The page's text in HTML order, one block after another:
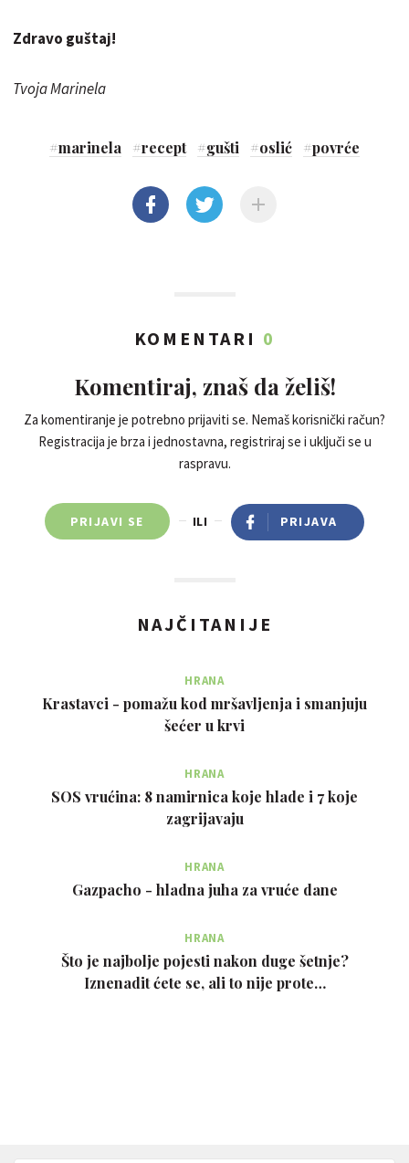
Zdravo guštaj!
Tvoja Marinela
#marinela #recept #gušti #oslić #povrće
KOMENTARI 0
Komentiraj, znaš da želiš!
Za komentiranje je potrebno prijaviti se. Nemaš korisnički račun?
Registracija je brza i jednostavna, registriraj se i uključi se u
raspravu.
PRIJAVI SE ILI PRIJAVA
NAJČITANIJE
HRANA
Krastavci - pomažu kod mršavljenja i smanjuju
šećer u krvi
HRANA
SOS vrućina: 8 namirnica koje hlade i 7 koje
zagrijavaju
HRANA
Gazpacho - hladna juha za vruće dane
HRANA
Što je najbolje pojesti nakon duge šetnje?
Iznenadit ćete se, ali to nije prote…